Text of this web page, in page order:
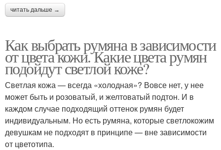
читать дальше →
Как выбрать румяна в зависимости
от цвета кожи. Какие цвета румян
подойдут светлой коже?
Светлая кожа — всегда «холодная»? Вовсе нет, у нее
может быть и розоватый, и желтоватый подтон. И в
каждом случае подходящий оттенок румян будет
индивидуальным. Но есть румяна, которые светлокожим
девушкам не подходят в принципе — вне зависимости
от цветотипа.